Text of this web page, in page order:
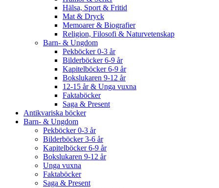
Hälsa, Sport & Fritid
Mat & Dryck
Memoarer & Biografier
Religion, Filosofi & Naturvetenskap
Barn- & Ungdom
Pekböcker 0-3 år
Bilderböcker 6-9 år
Kapitelböcker 6-9 år
Bokslukaren 9-12 år
12-15 år & Unga vuxna
Faktaböcker
Saga & Present
Antikvariska böcker
Barn- & Ungdom
Pekböcker 0-3 år
Bilderböcker 3-6 år
Kapitelböcker 6-9 år
Bokslukaren 9-12 år
Unga vuxna
Faktaböcker
Saga & Present